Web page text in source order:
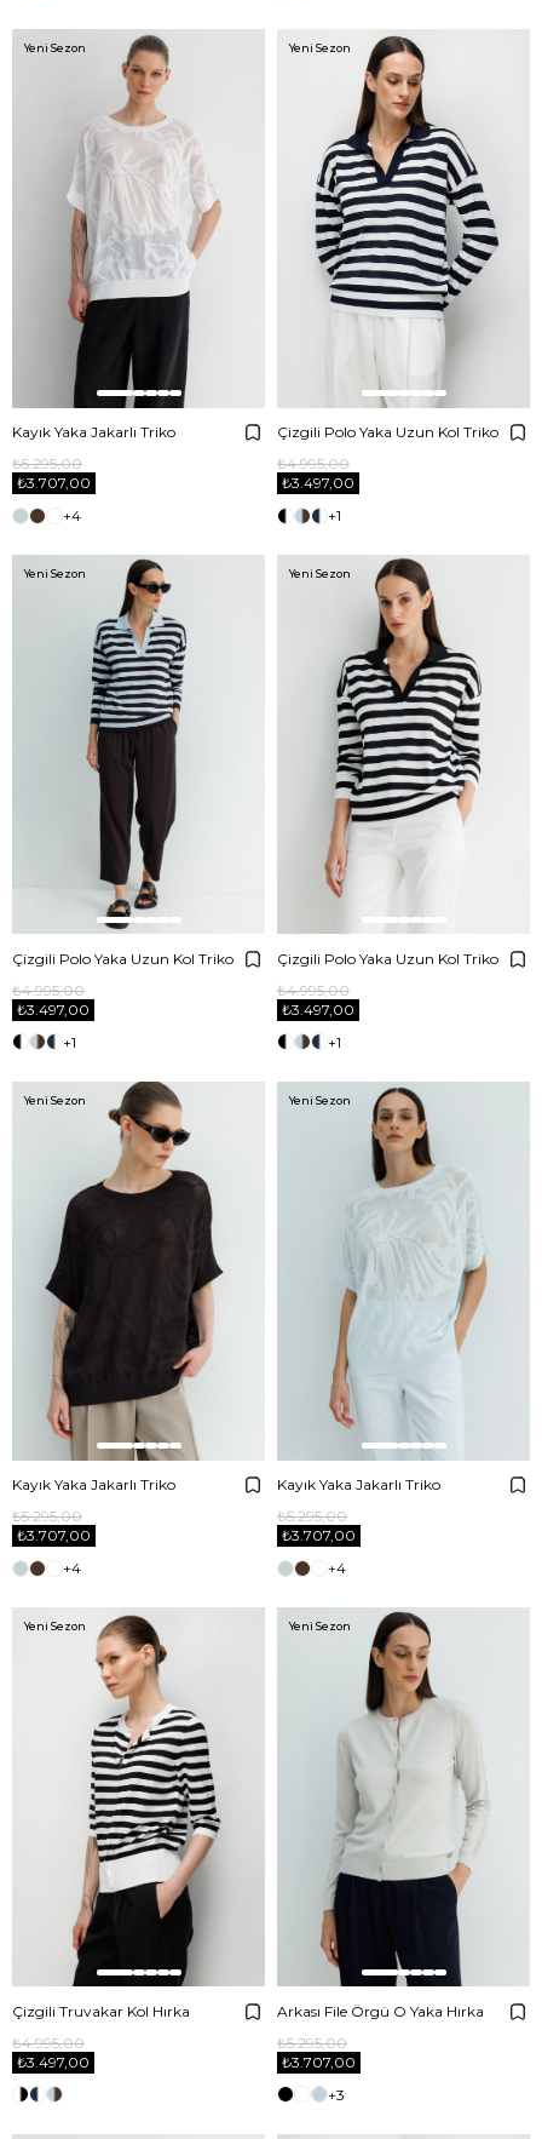
Kayık Yaka Jakarlı Triko
₺3.707,00
₺5.295,00
+4
Yeni Sezon
Çizgili Polo Yaka Uzun Kol Triko
₺3.497,00
₺4.995,00
+1
Yeni Sezon
Çizgili Polo Yaka Uzun Kol Triko
₺3.497,00
₺4.995,00
+1
Yeni Sezon
Çizgili Polo Yaka Uzun Kol Triko
₺3.497,00
₺4.995,00
+1
Yeni Sezon
Kayık Yaka Jakarlı Triko
₺3.707,00
₺5.295,00
+4
Yeni Sezon
Kayık Yaka Jakarlı Triko
₺3.707,00
₺5.295,00
+4
Yeni Sezon
Çizgili Truvakar Kol Hırka
₺3.497,00
₺4.995,00
Yeni Sezon
Arkası File Örgü O Yaka Hırka
₺3.707,00
₺5.295,00
+3
Yeni Sezon